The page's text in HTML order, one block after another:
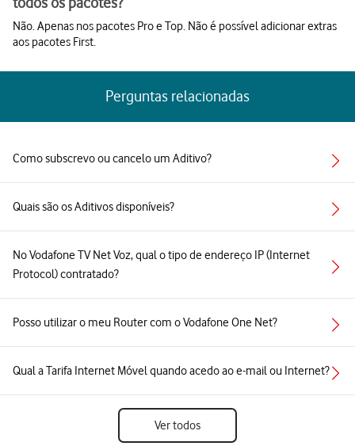
Não. Apenas nos pacotes Pro e Top. Não é possível adicionar extras
aos pacotes First.
Perguntas relacionadas
Como subscrevo ou cancelo um Aditivo?
Quais são os Aditivos disponíveis?
No Vodafone TV Net Voz, qual o tipo de endereço IP (Internet
Protocol) contratado?
Posso utilizar o meu Router com o Vodafone One Net?
Qual a Tarifa Internet Móvel quando acedo ao e-mail ou Internet?
Ver todos